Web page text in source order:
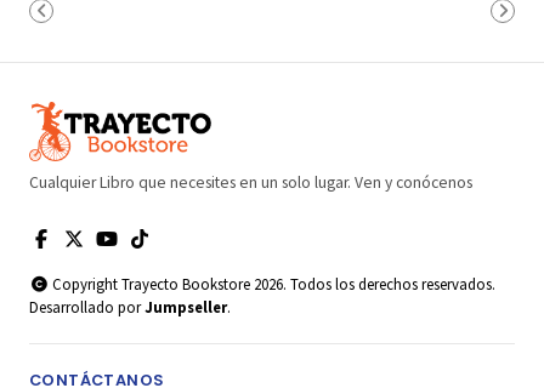
Cualquier Libro que necesites en un solo lugar. Ven y conócenos
Copyright Trayecto Bookstore 2026. Todos los derechos reservados.
Desarrollado porJumpseller.
CONTÁCTANOS